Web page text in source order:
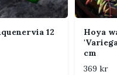
högre
uppskattas
tillväxt.
Trivs varmt
12
Hoya
cm
369 kr